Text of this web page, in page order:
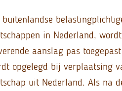
buitenlandse
in Nederland,
aanslag pas
opgelegd bij verplaatsing
uit Nederland. Als na